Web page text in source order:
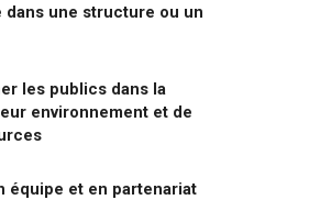
dans une structure ou un
les publics dans la
environnement et de
équipe et en partenariat